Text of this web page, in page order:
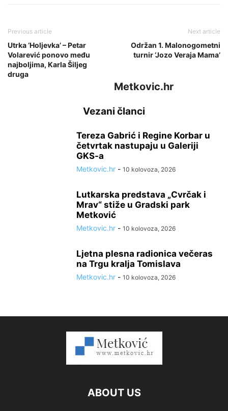
Previous article
Utrka ‘Holjevka’ – Petar
Volarević ponovo među
najboljima, Karla Šiljeg
druga
Next article
Održan 1. Malonogometni
turnir ‘Jozo Veraja Mama’
Metkovic.hr
Vezani članci
Tereza Gabrić i Regine Korbar u
četvrtak nastupaju u Galeriji
GKS-a
Metkovic.hr - 10 kolovoza, 2026
Lutkarska predstava „Cvrčak i
Mrav“ stiže u Gradski park
Metković
Metkovic.hr - 10 kolovoza, 2026
Ljetna plesna radionica večeras
na Trgu kralja Tomislava
Metkovic.hr - 10 kolovoza, 2026
ABOUT US